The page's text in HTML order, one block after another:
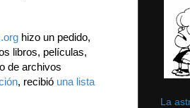
hizo un pedido,
libros, películas,
de archivos
, recibió una lista
La